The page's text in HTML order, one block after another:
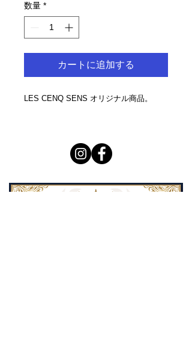
数量 *
カートに追加する
LES CENQ SENS オリジナル商品。